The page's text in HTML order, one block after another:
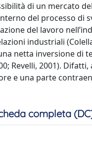
di un mercato
del processo
del lavoro
industriali
netta inversione di
Revelli, 2001).
e una parte
completa